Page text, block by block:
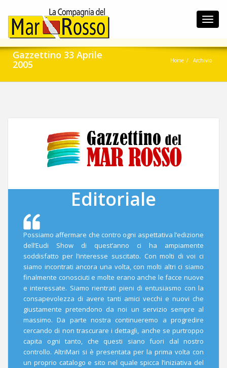
Gazzettino 33 Aprile
2005 Home Archivio
Editoriale
Possiamo affermare che contro ogni aspettativa l’edizione
dell’Eudi Show di quest’anno ci ha ampiamente
soddisfatto per l’interesse suscitato. Con molti di voi ci
siamo incontrati ancora una volta, con molti altri ci siamo
finalmente conosciuti e molte erano anche le facce nuove
e interessate. Siamo rientrati pieni di entusiasmo con la
consapevolezza di avere tanti amici vecchi e nuovi che
giustamente pretendono da noi un servizio sempre al
massimo. Da parte nostra continueremo a progredire
cercando di non trascurare i dettagli, anche se purtroppo
capita ogni tanto, che questi siano fuori dal nostro
controllo. AltriMari si è presentata per la prima volta con
un proprio catalogo e sito nel quale spicca l’iniziativa del